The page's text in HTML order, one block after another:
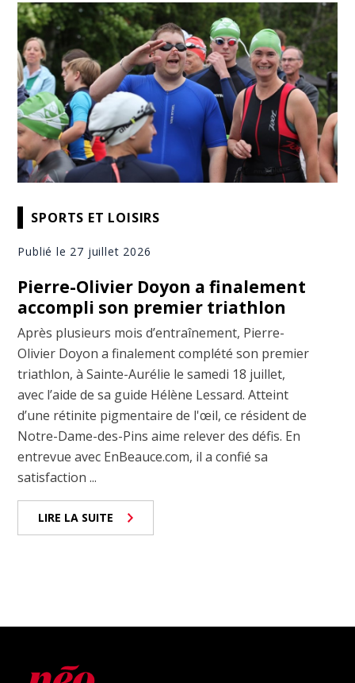
SPORTS ET LOISIRS
Publié le 27 juillet 2026
Pierre-Olivier Doyon a finalement
accompli son premier triathlon
Après plusieurs mois d’entraînement, Pierre-
Olivier Doyon a finalement complété son premier
triathlon, à Sainte-Aurélie le samedi 18 juillet,
avec l’aide de sa guide Hélène Lessard. Atteint
d’une rétinite pigmentaire de l'œil, ce résident de
Notre-Dame-des-Pins aime relever des défis. En
entrevue avec EnBeauce.com, il a confié sa
satisfaction ...
LIRE LA SUITE